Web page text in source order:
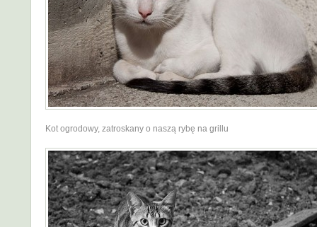
Kot ogrodowy, zatroskany o naszą rybę na grillu